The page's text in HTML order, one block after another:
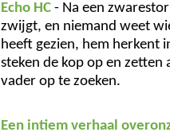
Echo HC - Na een
zwijgt, en niemand weet
heeft gezien, hem herkent
steken de kop op en zetten
vader op te zoeken.
Een intiem verhaal